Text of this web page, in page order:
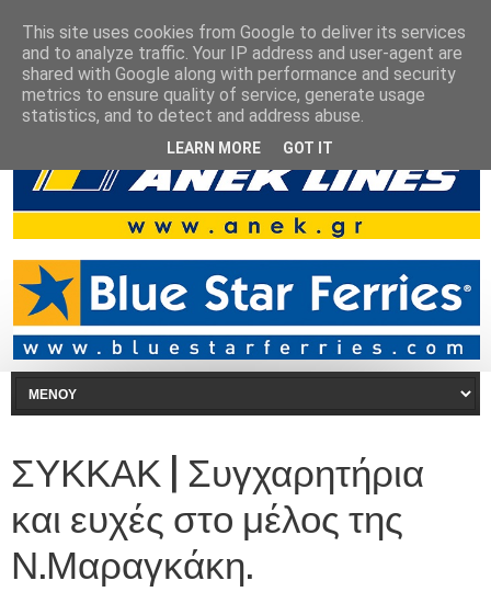
ΣΥΚΚΑΚ | Συγχαρητήρια
και ευχές στο μέλος της
Ν.Μαραγκάκη.
This site uses cookies from Google to deliver its services
and to analyze traffic. Your IP address and user-agent are
shared with Google along with performance and security
metrics to ensure quality of service, generate usage
statistics, and to detect and address abuse.
LEARN MORE GOT IT